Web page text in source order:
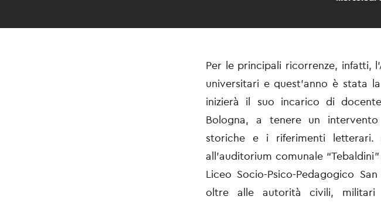
Per le principali ricorrenze, infatti,
universitari e quest’anno è stata
inizierà il suo incarico di
Bologna, a tenere un
storiche e i riferimenti letterari.
all’auditorium comunale
Liceo Socio-Psico-Pedagogico
oltre alle autorità civili,